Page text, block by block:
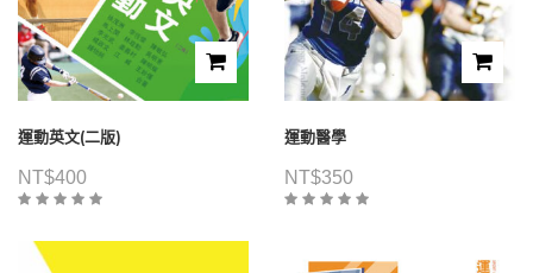
運動英文(二版)
NT$400
運動醫學
NT$350